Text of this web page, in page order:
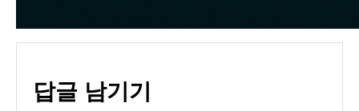
답글 남기기